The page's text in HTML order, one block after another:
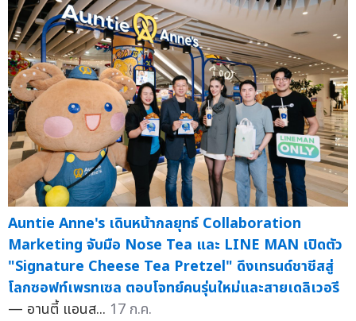
Auntie Anne's เดินหน้ากลยุทธ์ Collaboration
Marketing จับมือ Nose Tea และ LINE MAN เปิดตัว
"Signature Cheese Tea Pretzel" ดึงเทรนด์ชาชีสสู่
โลกซอฟท์เพรทเซล ตอบโจทย์คนรุ่นใหม่และสายเดลิเวอรี
— อานตี้ แอนส... 17 ก.ค.